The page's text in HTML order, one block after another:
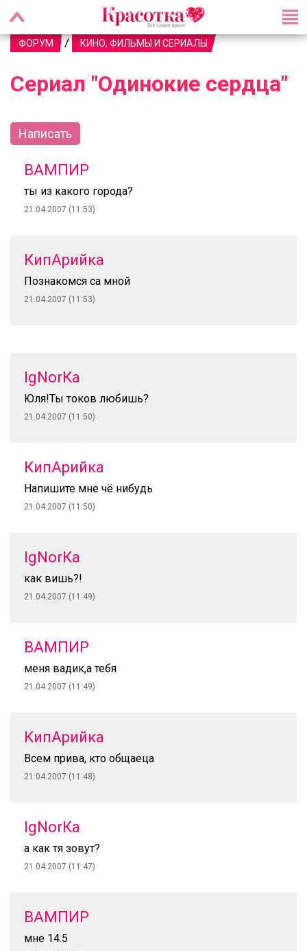
ФОРУМ / КИНО, ФИЛЬМЫ И СЕРИАЛЫ
Сериал "Одинокие сердца"
Написать
ВАМПИР
ты из какого города?
21.04.2007 (11:53)
КипАрийка
Познакомся са мной
21.04.2007 (11:53)
IgNorКа
Юля!Ты токов любишь?
21.04.2007 (11:50)
КипАрийка
Напишите мне чё нибудь
21.04.2007 (11:50)
IgNorКа
как вишь?!
21.04.2007 (11:49)
ВАМПИР
меня вадик,а тебя
21.04.2007 (11:49)
КипАрийка
Всем прива, кто общаеца
21.04.2007 (11:48)
IgNorКа
а как тя зовут?
21.04.2007 (11:47)
ВАМПИР
мне 14.5